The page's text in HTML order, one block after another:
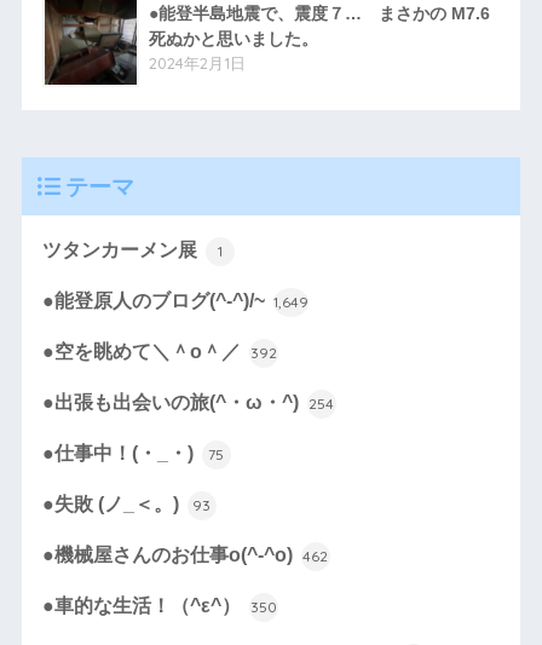
●能登半島地震で、震度７… まさかの M7.6
死ぬかと思いました。
2024年2月1日
テーマ
ツタンカーメン展 1
●能登原人のブログ(^-^)/~ 1,649
●空を眺めて＼＾o＾／ 392
●出張も出会いの旅(^・ω・^) 254
●仕事中！(・_・) 75
●失敗 (ノ_＜。) 93
●機械屋さんのお仕事o(^-^o) 462
●車的な生活！（^ε^） 350